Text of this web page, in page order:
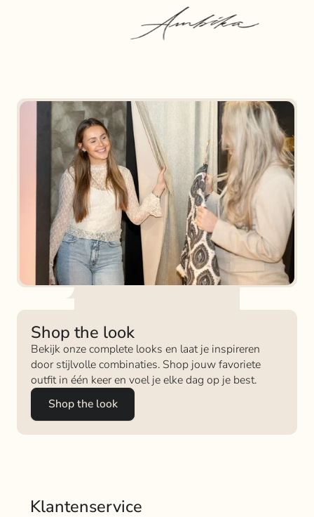
Shop the look
Bekijk onze complete looks en laat je inspireren
door stijlvolle combinaties. Shop jouw favoriete
outfit in één keer en voel je elke dag op je best.
Shop the look
Klantenservice